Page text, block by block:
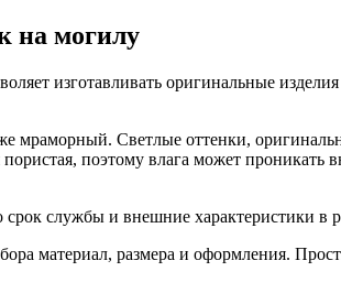
на могилу
изготавливать оригинальные
мраморный. Светлые оттенки,
поэтому влага может проникать
службы и внешние характеристики в
материал, размера и оформления.